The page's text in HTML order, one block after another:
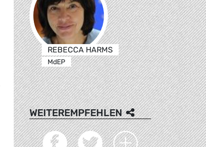
REBECCA HARMS
MdEP
WEITEREMPFEHLEN